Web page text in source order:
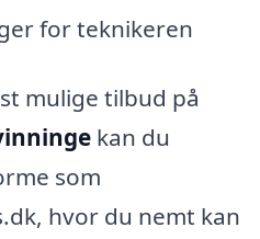
for teknikeren
mulige tilbud på
kan du
som
hvor du nemt kan